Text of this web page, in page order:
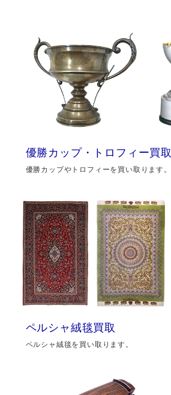
優勝カップ・トロフィー買取
優勝カップやトロフィーを買い取ります。
ペルシャ絨毯買取
ペルシャ絨毯を買い取ります。